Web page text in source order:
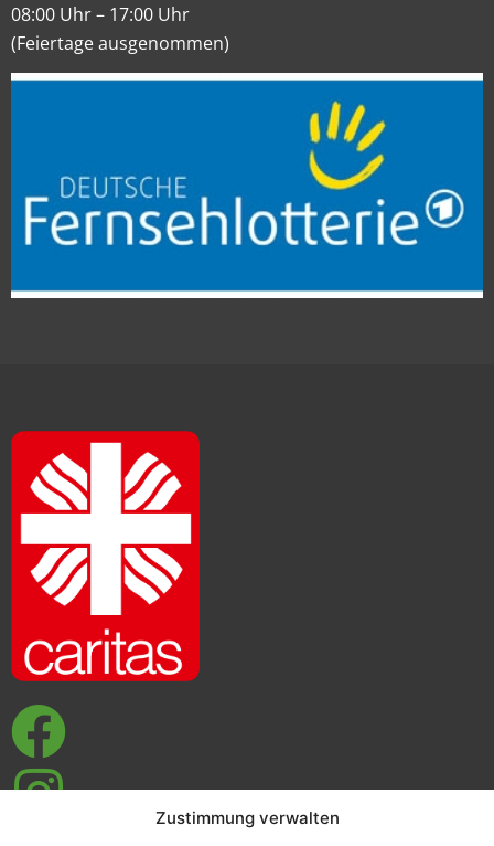
Zustimmung verwalten
08:00 Uhr – 17:00 Uhr
(Feiertage ausgenommen)